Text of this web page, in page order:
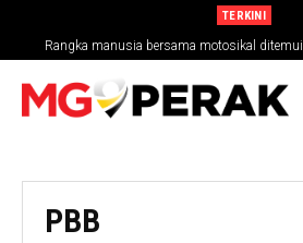
TERKINI
Rangka manusia bersama motosikal
PBB